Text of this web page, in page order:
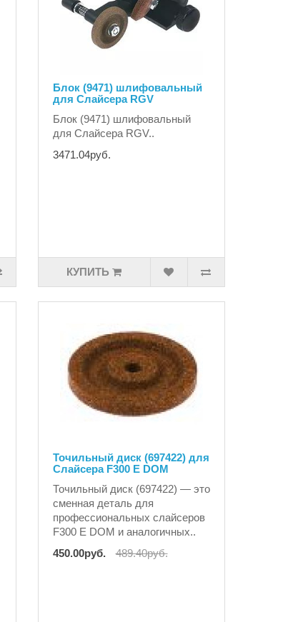
Блок (9471) шлифовальный
для Слайсера RGV
Блок (9471) шлифовальный
для Слайсера RGV..
3471.04руб.
КУПИТЬ
Точильный диск (697422) для
Слайсера F300 E DOM
Точильный диск (697422) — это
сменная деталь для
профессиональных слайсеров
F300 E DOM и аналогичных..
450.00руб.
489.40руб.